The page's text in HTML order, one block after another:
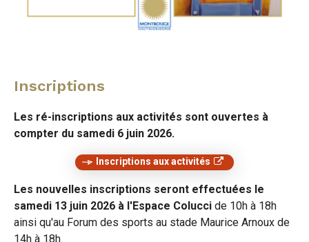
Inscriptions
Les ré-inscriptions aux activités sont ouvertes à
compter du samedi 6 juin 2026.
Inscriptions aux activités
Les nouvelles inscriptions seront effectuées le
samedi 13 juin 2026 à l'Espace Colucci de 10h à 18h
ainsi qu'au Forum des sports au stade Maurice Arnoux de
14h à 18h.